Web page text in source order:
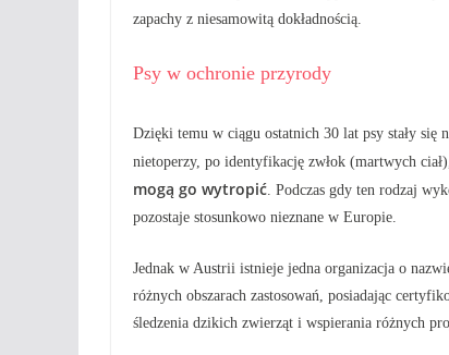
zapachy z niesamowitą dokładnością.
Psy w ochronie przyrody
Dzięki temu w ciągu ostatnich 30 lat psy stały się
nietoperzy, po identyfikację zwłok (martwych
mogą go wytropić . Podczas gdy ten rodzaj
pozostaje stosunkowo nieznane w Europie.
Jednak w Austrii istnieje jedna organizacja o
różnych obszarach zastosowań, posiadając
śledzenia dzikich zwierząt i wspierania różnych